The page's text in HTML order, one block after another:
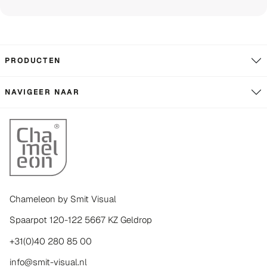
PRODUCTEN
NAVIGEER NAAR
Chameleon by Smit Visual
Spaarpot 120-122 5667 KZ Geldrop
+31(0)40 280 85 00
info@smit-visual.nl